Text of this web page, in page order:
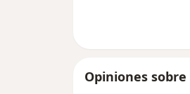
Opiniones